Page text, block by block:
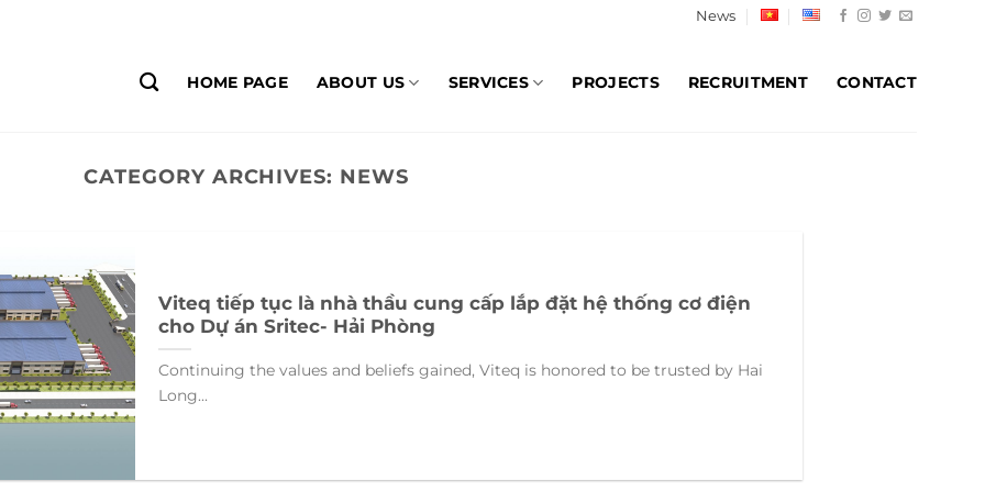
News
HOME PAGE ABOUT US SERVICES PROJECTS RECRUITMENT CONTACT
CATEGORY ARCHIVES: NEWS
Viteq tiếp tục là nhà thầu cung cấp lắp đặt hệ thống cơ điện
cho Dự án Sritec- Hải Phòng
Continuing the values and beliefs gained, Viteq is honored to be trusted by Hai
Long...